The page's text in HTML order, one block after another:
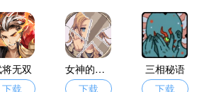
特意挑选了一批卡牌手游给你挑选。
无双
下载
女神的诅咒
下载
三相秘语
下载